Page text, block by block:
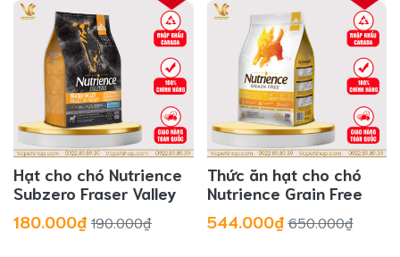
Hạt cho chó Nutrience
Subzero Fraser Valley
180.000₫ 190.000₫
Thức ăn hạt cho chó
Nutrience Grain Free
544.000₫ 650.000₫